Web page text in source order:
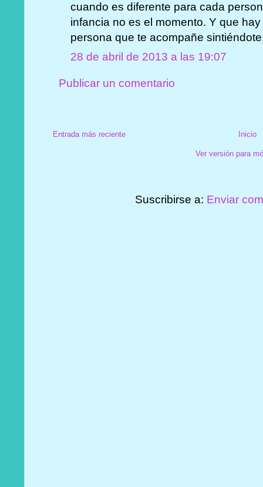
cuando es diferente para cada
infancia no es el momento. Y que
persona que te acompañe
28 de abril de 2013 a las 19:07
Publicar un comentario
Entrada más reciente Inicio
Ver versión para
Suscribirse a: Enviar